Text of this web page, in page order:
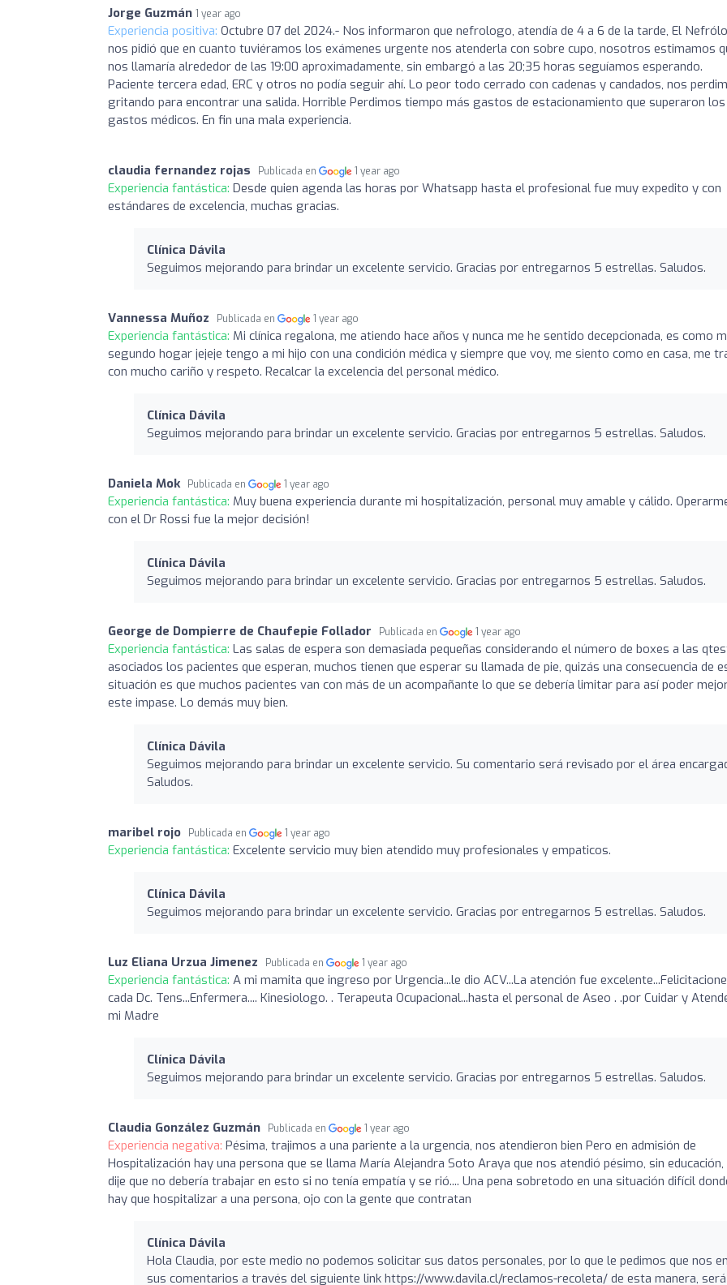
Jorge Guzmán 1 year ago
Experiencia positiva: Octubre 07 del 2024.- Nos informaron que nefrologo, atendía de 4 a 6 de la tarde, El
nos pidió que en cuanto tuviéramos los exámenes urgente nos atenderla con sobre cupo, nosotros estimamos
nos llamaría alrededor de las 19:00 aproximadamente, sin embargó a las 20;35 horas seguíamos esperando.
Paciente tercera edad, ERC y otros no podía seguir ahí. Lo peor todo cerrado con cadenas y candados, nos
gritando para encontrar una salida. Horrible Perdimos tiempo más gastos de estacionamiento que superaron los
gastos médicos. En fin una mala experiencia.
claudia fernandez rojas Publicada en 1 year ago
Experiencia fantástica: Desde quien agenda las horas por Whatsapp hasta el profesional fue muy expedito y con
estándares de excelencia, muchas gracias.
Clínica Dávila
Seguimos mejorando para brindar un excelente servicio. Gracias por entregarnos 5 estrellas. Saludos.
Vannessa Muñoz Publicada en 1 year ago
Experiencia fantástica: Mi clínica regalona, me atiendo hace años y nunca me he sentido decepcionada, es como
segundo hogar jejeje tengo a mi hijo con una condición médica y siempre que voy, me siento como en casa, me
con mucho cariño y respeto. Recalcar la excelencia del personal médico.
Clínica Dávila
Seguimos mejorando para brindar un excelente servicio. Gracias por entregarnos 5 estrellas. Saludos.
Daniela Mok Publicada en 1 year ago
Experiencia fantástica: Muy buena experiencia durante mi hospitalización, personal muy amable y cálido.
con el Dr Rossi fue la mejor decisión!
Clínica Dávila
Seguimos mejorando para brindar un excelente servicio. Gracias por entregarnos 5 estrellas. Saludos.
George de Dompierre de Chaufepie Follador Publicada en 1 year ago
Experiencia fantástica: Las salas de espera son demasiada pequeñas considerando el número de boxes a las
asociados los pacientes que esperan, muchos tienen que esperar su llamada de pie, quizás una consecuencia de
situación es que muchos pacientes van con más de un acompañante lo que se debería limitar para así poder
este impase. Lo demás muy bien.
Clínica Dávila
Seguimos mejorando para brindar un excelente servicio. Su comentario será revisado por el área
Saludos.
maribel rojo Publicada en 1 year ago
Experiencia fantástica: Excelente servicio muy bien atendido muy profesionales y empaticos.
Clínica Dávila
Seguimos mejorando para brindar un excelente servicio. Gracias por entregarnos 5 estrellas. Saludos.
Luz Eliana Urzua Jimenez Publicada en 1 year ago
Experiencia fantástica: A mi mamita que ingreso por Urgencia...le dio ACV...La atención fue
cada Dc. Tens...Enfermera.... Kinesiologo. . Terapeuta Ocupacional...hasta el personal de Aseo . .por Cuidar y
mi Madre
Clínica Dávila
Seguimos mejorando para brindar un excelente servicio. Gracias por entregarnos 5 estrellas. Saludos.
Claudia González Guzmán Publicada en 1 year ago
Experiencia negativa: Pésima, trajimos a una pariente a la urgencia, nos atendieron bien Pero en admisión de
Hospitalización hay una persona que se llama María Alejandra Soto Araya que nos atendió pésimo, sin educación,
dije que no debería trabajar en esto si no tenía empatía y se rió.... Una pena sobretodo en una situación difícil
hay que hospitalizar a una persona, ojo con la gente que contratan
Clínica Dávila
Hola Claudia, por este medio no podemos solicitar sus datos personales, por lo que le pedimos que nos
sus comentarios a través del siguiente link https://www.davila.cl/reclamos-recoleta/ de esta manera, será